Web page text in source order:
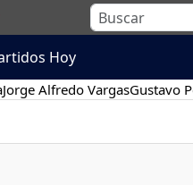
Hoy
Jorge Alfredo VargasGustavo